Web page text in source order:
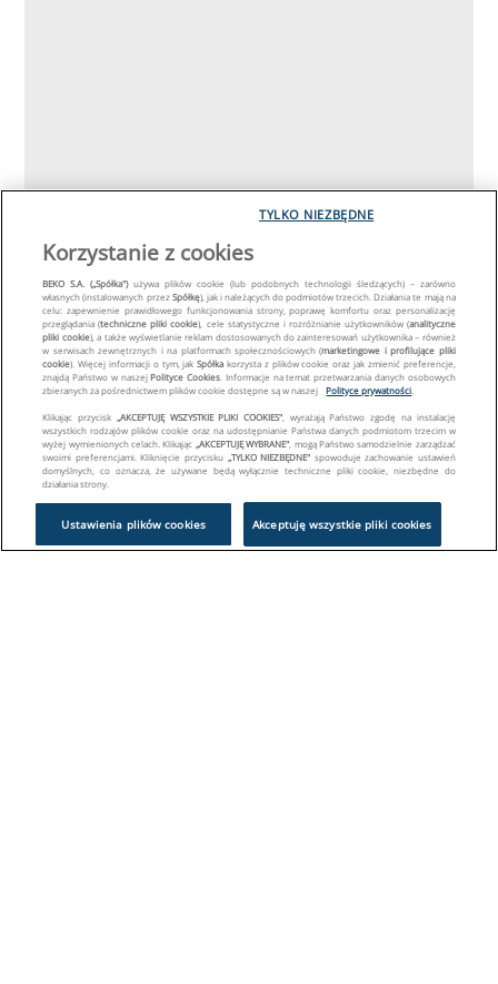
Korzystanie z cookies
BEKO S.A. („Spółka")używa plików cookie (lub podobnych technologii śledzących) – zarówno
własnych (instalowanych przezSpółkę), jak i należących do podmiotów trzecich. Działania te mają na
celu: zapewnienie prawidłowego funkcjonowania strony, poprawę komfortu oraz personalizację
przeglądania (techniczne pliki cookie), cele statystyczne i rozróżnianie użytkowników (analityczne
pliki cookie), a także wyświetlanie reklam dostosowanych do zainteresowań użytkownika – również
w serwisach zewnętrznych i na platformach społecznościowych (marketingowe i profilujące pliki
cookie). Więcej informacji o tym, jakSpółka korzysta z plików cookie oraz jak zmienić preferencje,
znajdą Państwo w naszejPolityce Cookies . Informacje na temat przetwarzania danych osobowych
zbieranych za pośrednictwem plików cookie dostępne są w naszej
Polityce prywatności
Klikając przycisk „AKCEPTUJĘ WSZYSTKIE PLIKI COOKIES" , wyrażają Państwo zgodę na instalację
wszystkich rodzajów plików cookie oraz na udostępnianie Państwa danych podmiotom trzecim w
wyżej wymienionych celach. Klikając „AKCEPTUJĘ WYBRANE" , mogą Państwo samodzielnie zarządzać
swoimi preferencjami. Kliknięcie przycisku „TYLKO NIEZBĘDNE" spowoduje zachowanie ustawień
domyślnych, co oznacza, że używane będą wyłącznie techniczne pliki cookie, niezbędne do
działania strony.
Ustawienia plików cookies Akceptuję wszystkie pliki cookies
TYLKO NIEZBĘDNE